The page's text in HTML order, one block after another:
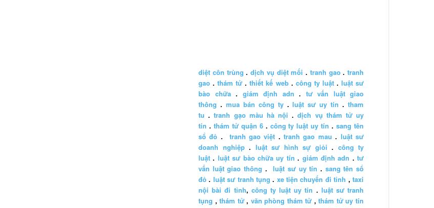
diệt côn trùng . dịch vụ diệt mối . tranh gao. tranh
gao .thám tử .thiết kế web. công ty luật.luật sư
bào chữa. giám định adn . tư vấn luật giao
thông . mua bán công ty.luật sư uy tín .tham
tu .tranh gạo màu hà nội .dịch vụ thám tử uy
tín . thám tử quận 6. công ty luật uy tín .sang tên
sổ đỏ . tranh gao việt .tranh gao mau . luật sư
doanh nghiệp. luật sư hình sự giỏi . công ty
luật . luật sư bào chữa uy tín . giám định adn .tư
vấn luật giao thông .luật sư uy tín . sang tên sổ
đỏ . luật sư tranh tụng . xe tiện chuyến đi tỉnh ,taxi
nội bài đi tỉnh, công ty luật uy tín . luật sư tranh
tụng ,thám tử, văn phòng thám tử ,thám tử uy tín